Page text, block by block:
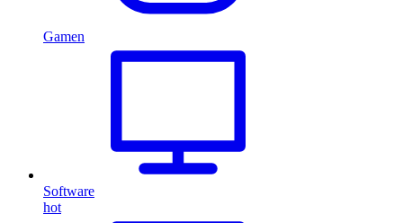
Gamen
Software
hot